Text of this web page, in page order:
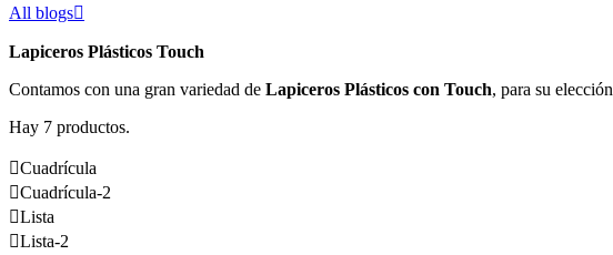
All blogs
Lapiceros Plásticos Touch
Contamos con una gran variedad de Lapiceros Plásticos con Touch, para su elección
Hay 7 productos.
Cuadrícula
Cuadrícula-2
Lista
Lista-2